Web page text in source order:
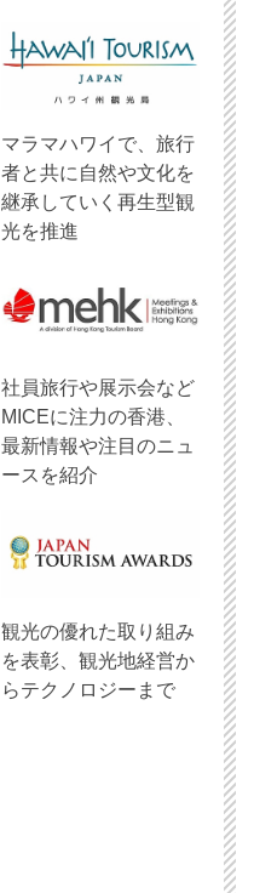
マラマハワイで、旅行
者と共に自然や文化を
継承していく再生型観
光を推進
社員旅行や展示会など
MICEに注力の香港、
最新情報や注目のニュ
ースを紹介
観光の優れた取り組み
を表彰、観光地経営か
らテクノロジーまで